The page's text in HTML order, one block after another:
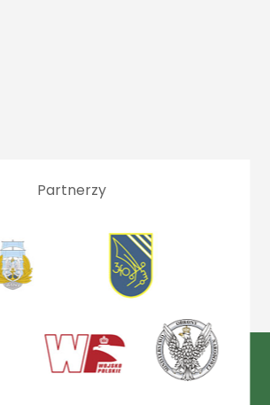
Partnerzy